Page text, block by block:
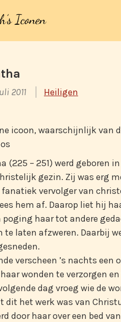
2011
Heiligen
icoon, waarschijnlijk van
(225 – 251) werd geboren
gezin. Zij was erg
vervolger van
hem af. Daarop liet hij
poging haar tot andere
laten afzweren. Daarbij
verscheen ’s nachts een
wonden te verzorgen en
dag vroeg wie de
dit het werk was van
door haar over een bed